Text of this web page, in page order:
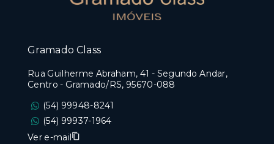
Gramado Class
Rua Guilherme Abraham, 41 - Segundo Andar,
Centro - Gramado/RS, 95670-088
(54) 99948-8241
(54) 99937-1964
Ver e-mail